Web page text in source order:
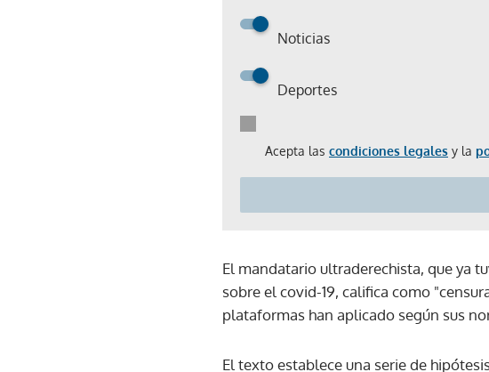
Noticias
Deportes
Acepta las condiciones legales y la
El mandatario ultraderechista, que ya
sobre el covid-19, califica como
plataformas han aplicado según sus
El texto establece una serie de